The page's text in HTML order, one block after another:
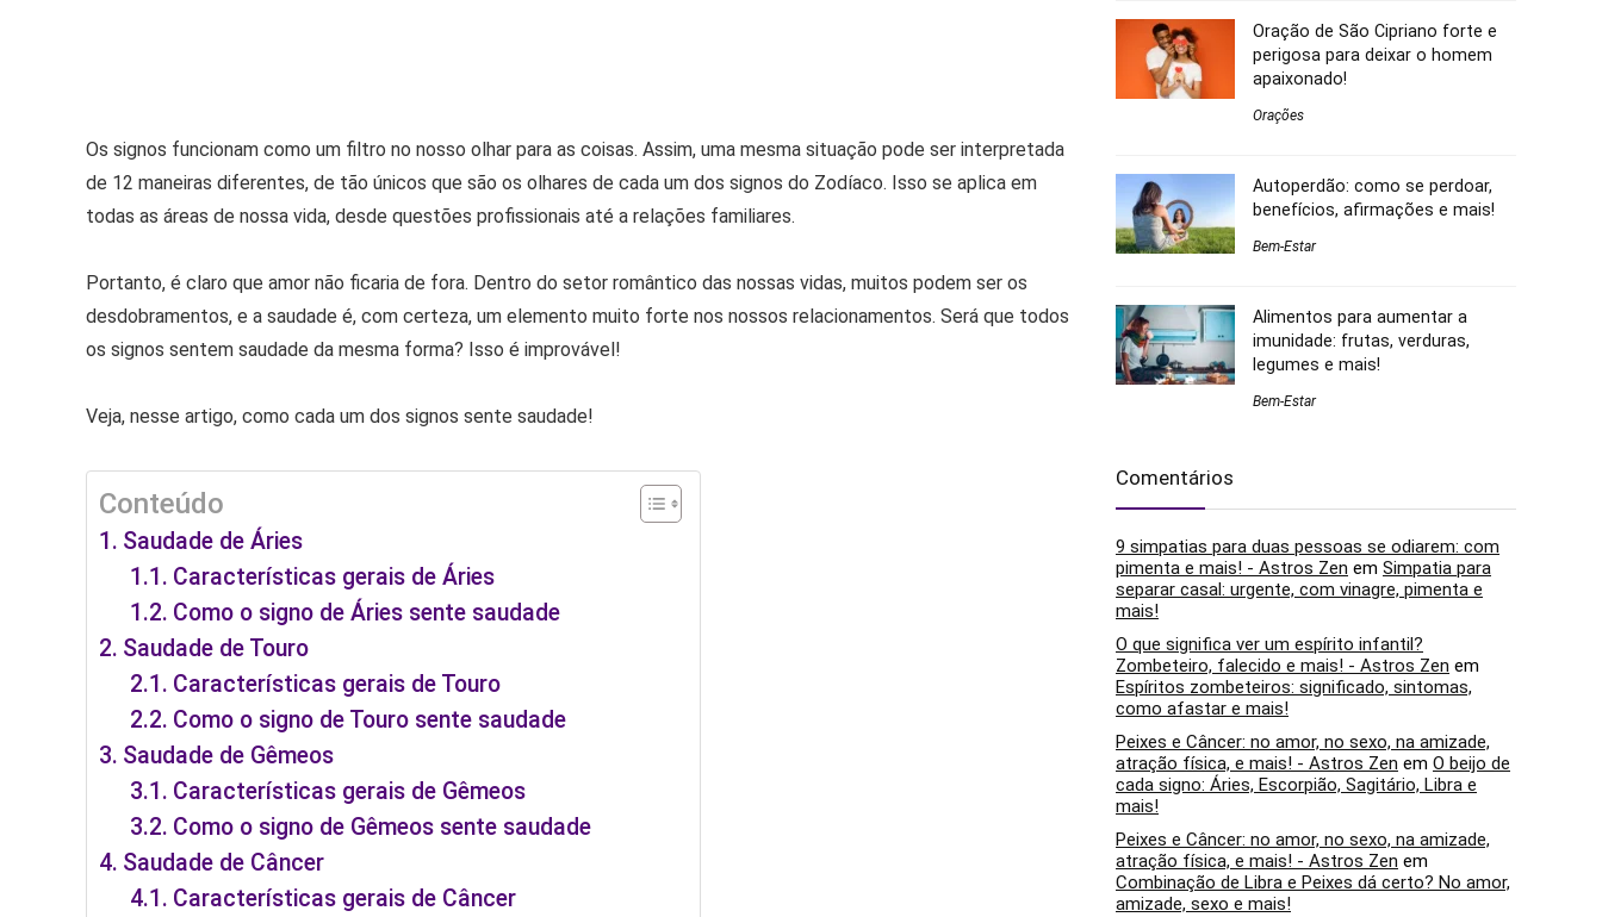
Os signos funcionam como um filtro no nosso olhar para as coisas. Assim, uma mesma situação pode ser interpretada
de 12 maneiras diferentes, de tão únicos que são os olhares de cada um dos signos do Zodíaco. Isso se aplica em
todas as áreas de nossa vida, desde questões profissionais até a relações familiares.
Portanto, é claro que amor não ficaria de fora. Dentro do setor romântico das nossas vidas, muitos podem ser os
desdobramentos, e a saudade é, com certeza, um elemento muito forte nos nossos relacionamentos. Será que todos
os signos sentem saudade da mesma forma? Isso é improvável!
Veja, nesse artigo, como cada um dos signos sente saudade!
Conteúdo
Saudade de Áries
Características gerais de Áries
Como o signo de Áries sente saudade
Saudade de Touro
Características gerais de Touro
Como o signo de Touro sente saudade
Saudade de Gêmeos
Características gerais de Gêmeos
Como o signo de Gêmeos sente saudade
Saudade de Câncer
Características gerais de Câncer
Oração de São Cipriano forte e
perigosa para deixar o homem
apaixonado!
Orações
Autoperdão: como se perdoar,
benefícios, afirmações e mais!
Bem-Estar
Alimentos para aumentar a
imunidade: frutas, verduras,
legumes e mais!
Bem-Estar
Comentários
9 simpatias para duas pessoas se odiarem: com
pimenta e mais! - Astros Zen em Simpatia para
separar casal: urgente, com vinagre, pimenta e
mais!
O que significa ver um espírito infantil?
Zombeteiro, falecido e mais! - Astros Zen em
Espíritos zombeteiros: significado, sintomas,
como afastar e mais!
Peixes e Câncer: no amor, no sexo, na amizade,
atração física, e mais! - Astros Zen em O beijo de
cada signo: Áries, Escorpião, Sagitário, Libra e
mais!
Peixes e Câncer: no amor, no sexo, na amizade,
atração física, e mais! - Astros Zen em
Combinação de Libra e Peixes dá certo? No amor,
amizade, sexo e mais!